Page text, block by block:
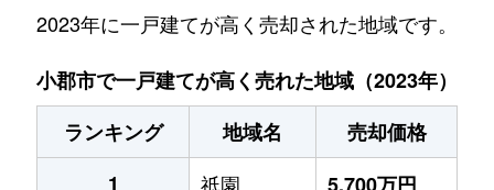
2023年に一戸建てが高く売却された地域です。
小郡市で一戸建てが高く売れた地域（2023年）
ランキング
地域名
売却価格
1
祇園
5,700万円